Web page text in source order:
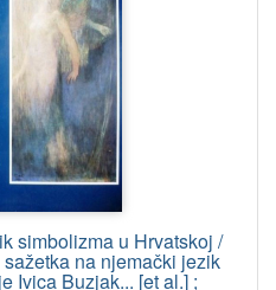
simbolizma u Hrvatskoj /
na njemački jezik
Ivica Buzjak... [et al.] ;